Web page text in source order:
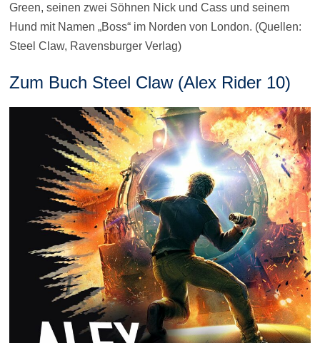
Green, seinen zwei Söhnen Nick und Cass und seinem
Hund mit Namen „Boss“ im Norden von London. (Quellen:
Steel Claw, Ravensburger Verlag)
Zum Buch Steel Claw (Alex Rider 10)